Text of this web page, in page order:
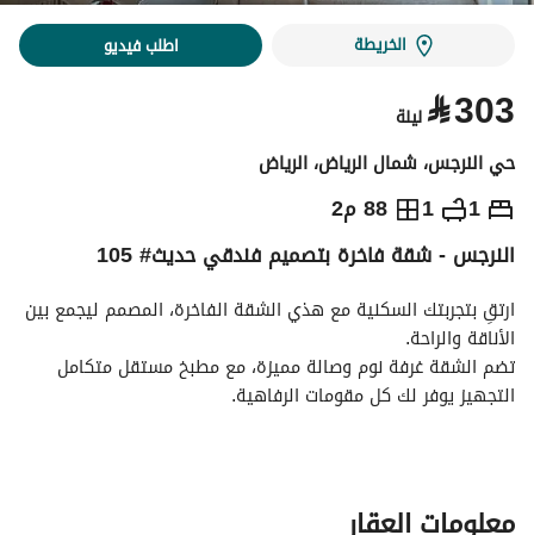
الخريطة اطلب فيديو
⃁303 ليلة
حي النرجس، شمال الرياض، الرياض
1
1 88 م2 ⃁
303 يومياً
السياحة الاماكن القريبة
النرجس - شقة فاخرة بتصميم فندقي حديث# 105
الأناقة والراحة.
التجهيز يوفر لك كل مقومات الرفاهية.
معلومات العقار